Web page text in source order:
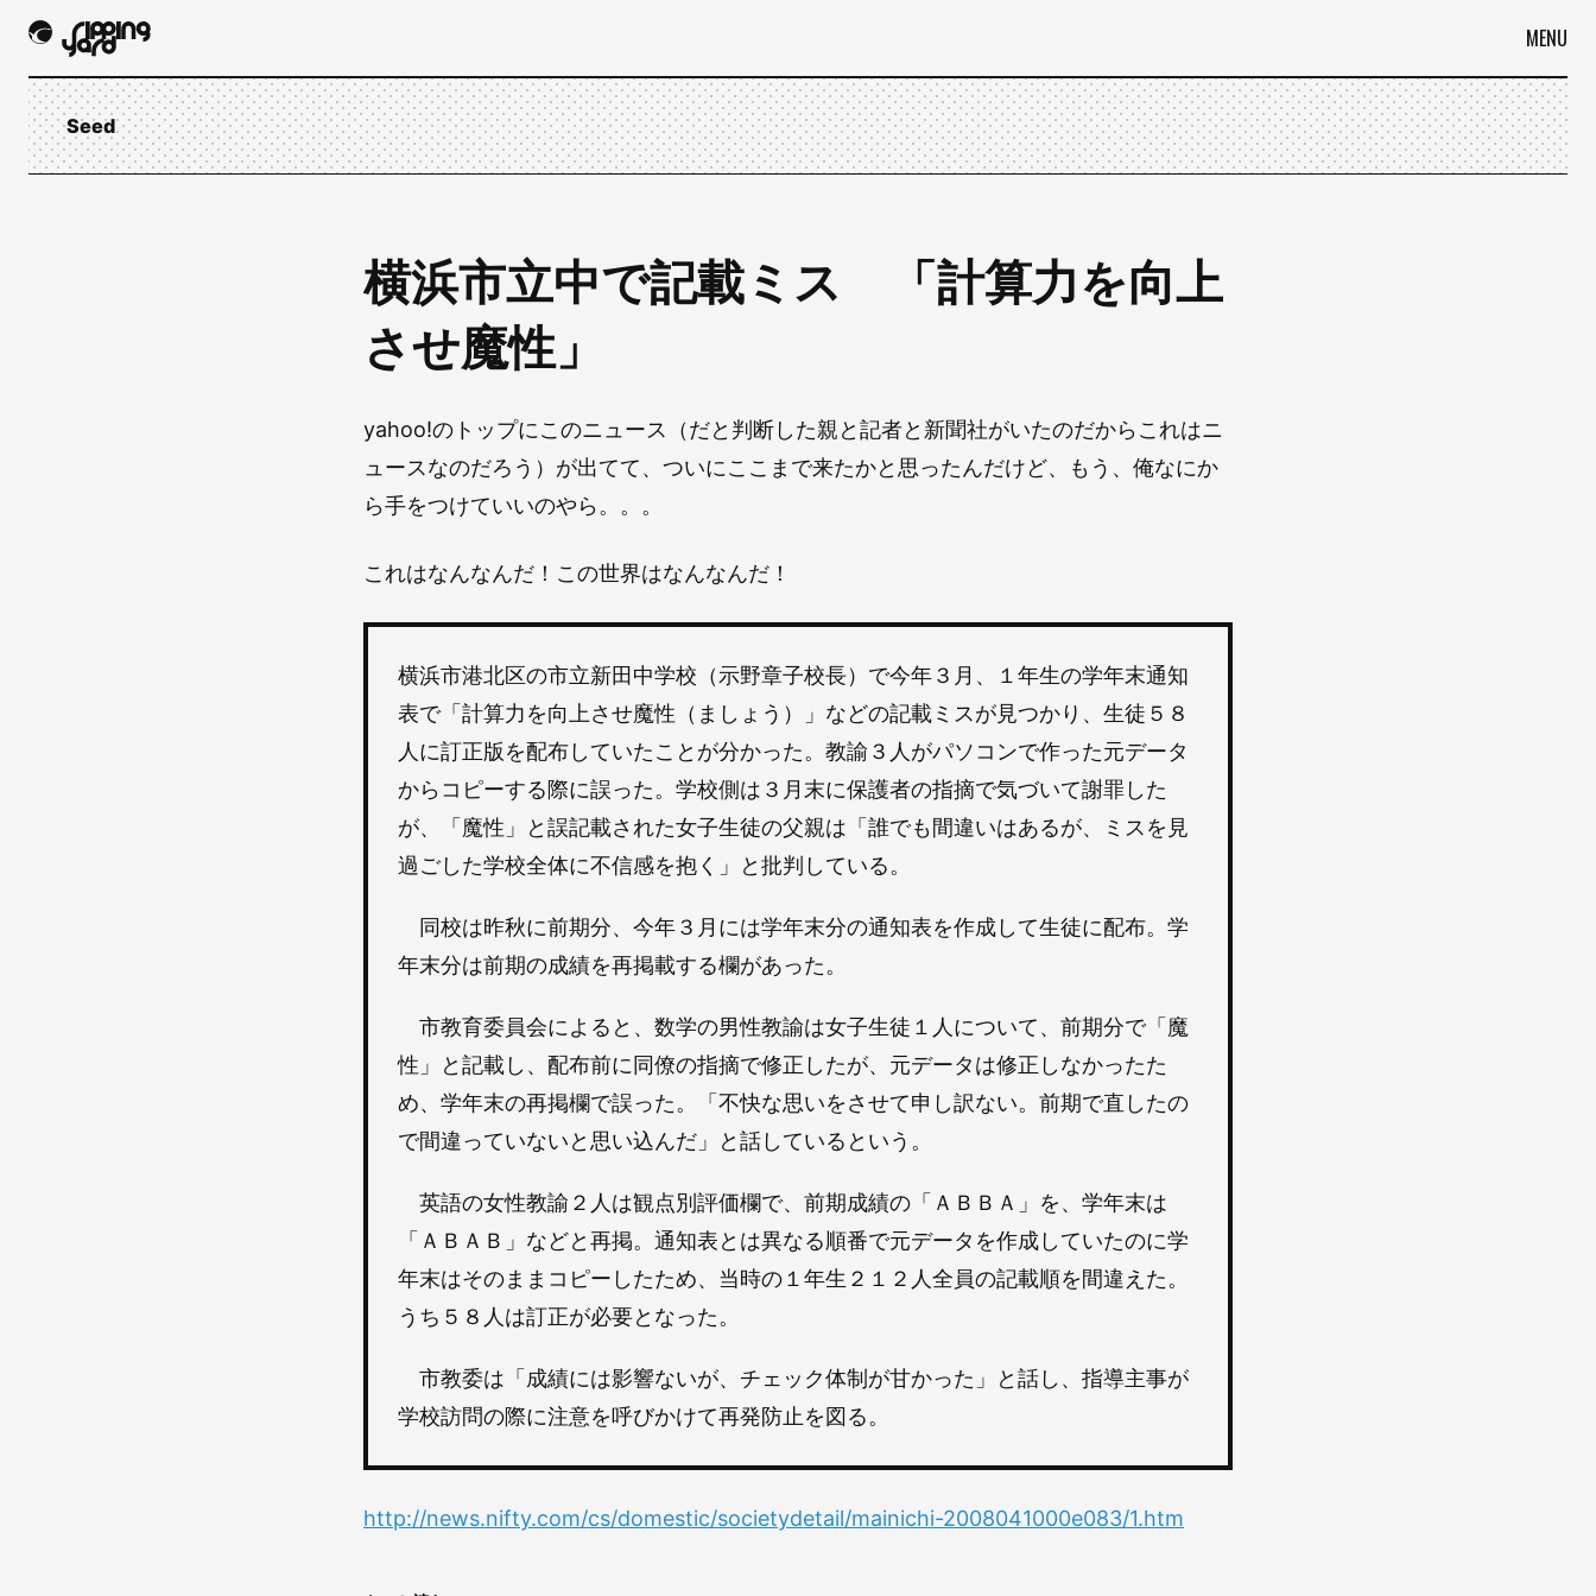
MENU
Seed
横浜市立中で記載ミス 「計算力を向上
させ魔性」
yahoo!のトップにこのニュース（だと判断した親と記者と新聞社がいたのだからこれはニ
ュースなのだろう）が出てて、ついにここまで来たかと思ったんだけど、もう、俺なにか
ら手をつけていいのやら。。。
これはなんなんだ！この世界はなんなんだ！
横浜市港北区の市立新田中学校（示野章子校長）で今年３月、１年生の学年末通知
表で「計算力を向上させ魔性（ましょう）」などの記載ミスが見つかり、生徒５８
人に訂正版を配布していたことが分かった。教諭３人がパソコンで作った元データ
からコピーする際に誤った。学校側は３月末に保護者の指摘で気づいて謝罪した
が、「魔性」と誤記載された女子生徒の父親は「誰でも間違いはあるが、ミスを見
過ごした学校全体に不信感を抱く」と批判している。
同校は昨秋に前期分、今年３月には学年末分の通知表を作成して生徒に配布。学
年末分は前期の成績を再掲載する欄があった。
市教育委員会によると、数学の男性教諭は女子生徒１人について、前期分で「魔
性」と記載し、配布前に同僚の指摘で修正したが、元データは修正しなかったた
め、学年末の再掲欄で誤った。「不快な思いをさせて申し訳ない。前期で直したの
で間違っていないと思い込んだ」と話しているという。
英語の女性教諭２人は観点別評価欄で、前期成績の「ＡＢＢＡ」を、学年末は
「ＡＢＡＢ」などと再掲。通知表とは異なる順番で元データを作成していたのに学
年末はそのままコピーしたため、当時の１年生２１２人全員の記載順を間違えた。
うち５８人は訂正が必要となった。
市教委は「成績には影響ないが、チェック体制が甘かった」と話し、指導主事が
学校訪問の際に注意を呼びかけて再発防止を図る。
http://news.nifty.com/cs/domestic/societydetail/mainichi-2008041000e083/1.htm